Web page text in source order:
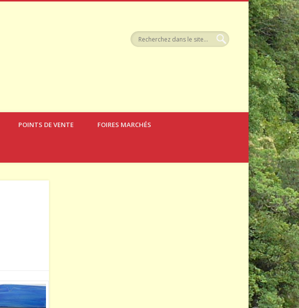
Verdon Coutellerie
POINTS DE VENTE FOIRES MARCHÉS